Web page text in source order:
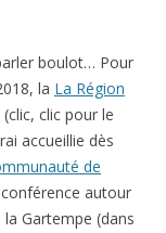
boulot… Pour
la La Région
(clic, clic pour le
accueillie dès
de
autour
Gartempe (dans